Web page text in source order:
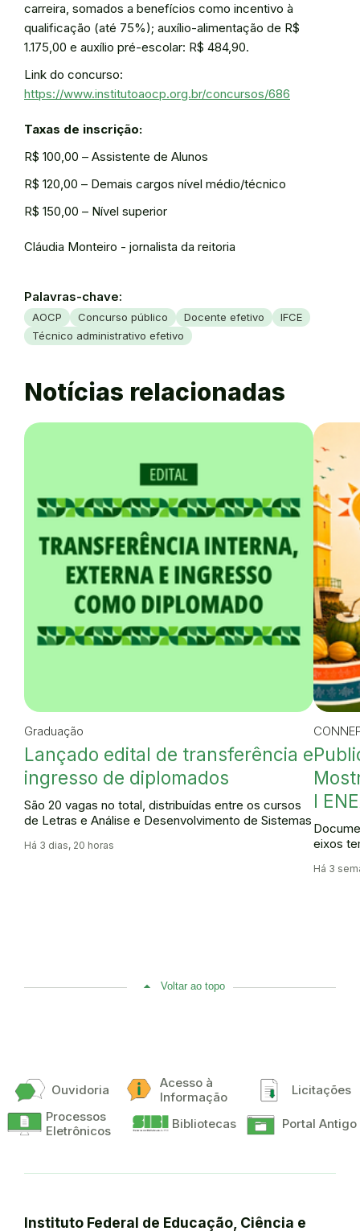
carreira, somados a benefícios como incentivo à
qualificação (até 75%); auxílio-alimentação de R$
1.175,00 e auxílio pré-escolar: R$ 484,90.
Link do concurso:
https://www.institutoaocp.org.br/concursos/686
Taxas de inscrição:
R$ 100,00 – Assistente de Alunos
R$ 120,00 – Demais cargos nível médio/técnico
R$ 150,00 – Nível superior
Cláudia Monteiro - jornalista da reitoria
Palavras-chave:
AOCP Concurso público Docente efetivo
IFCE
Técnico administrativo efetivo
Notícias relacionadas
Graduação
Lançado edital de transferência e
ingresso de diplomados
São 20 vagas no total, distribuídas entre os cursos
de Letras e Análise e Desenvolvimento de Sistemas
Há 3 dias, 20 horas
I
eixos
Há 3
Voltar ao topo
Ouvidoria
Acesso à
Informação
Licitações
Processos
Eletrônicos
Bibliotecas Portal Antigo
Instituto Federal de Educação, Ciência e